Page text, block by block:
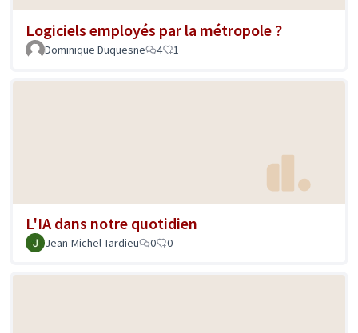
Logiciels employés par la métropole ?
Dominique Duquesne 4 1
L'IA dans notre quotidien
Jean-Michel Tardieu 0 0